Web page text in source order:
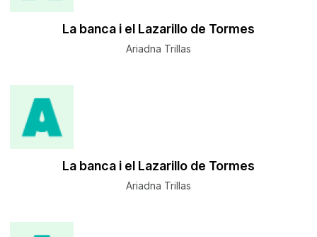
La banca i el Lazarillo de Tormes
Ariadna Trillas
La banca i el Lazarillo de Tormes
Ariadna Trillas